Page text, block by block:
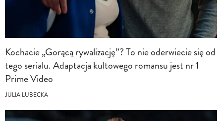
Kochacie „Gorącą rywalizację”? To nie oderwiecie się od
tego serialu. Adaptacja kultowego romansu jest nr 1
Prime Video
JULIA LUBECKA